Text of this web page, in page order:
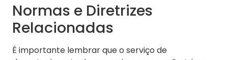
Normas e Diretrizes
Relacionadas
É importante lembrar que o serviço de